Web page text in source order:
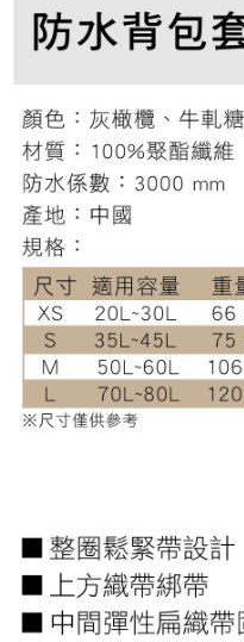
【注意事項】
1.本服務係由「台灣大哥大股份
用戶於交易時，得透過本服務購
2.基於同意付款使用「大哥付你
資料（包含姓名、電話或地址）
由本公司與您本人進行分期帳單
3.完整用戶服務條款，請詳閱以下
ATM／網路銀行／等多元方式進
※ 請注意：結帳手續完成當下不
購買商品的店家。未經商家同意
後付繳納相關費用。
※ 交易是否成功請以「AFTEE先
是否繳費成功／繳費後需取消欲
客戶支援中心」https://
【注意事項】
１．透過由恩沛科技股份有限公
易，需依本服務之必要範圍內提
權轉讓予恩沛科技股份有限公司。
２．關於個人資料處理事宜，請
https://aftee.tw/terms/#terms3
３．未成年的使用者請事先徵得
「AFTEE先享後付」，若未經同
任。
４．使用「AFTEE先享後付」時
時審查核予不同之上限額度；若
請求用戶進行身份認證。
５．嚴禁一人註冊多個帳號或使
恩沛科技股份有限公司將有權停
每筆NT$60，滿NT$799(含以
每筆NT$100，滿NT$799(含
付款後門市自取
免運費
貨到付款
每筆NT$130，滿NT$3,000(